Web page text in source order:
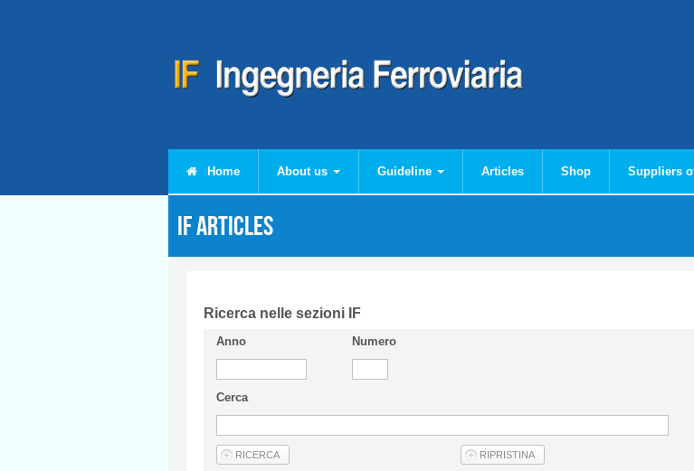
Home About us Guideline Articles Shop Suppliers
IF articles
Ricerca nelle sezioni IF
Anno Numero
Cerca